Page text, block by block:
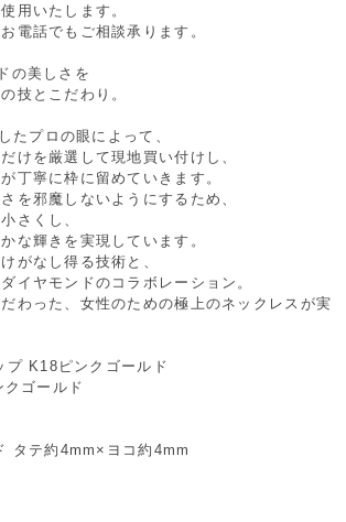
用いたします。
電話でもご相談承ります。
の美しさを
技とこだわり。
たプロの眼によって、
けを厳選して現地買い付けし、
丁寧に枠に留めていきます。
を邪魔しないようにするため、
さくし、
な輝きを実現しています。
がなし得る技術と、
イヤモンドのコラボレーション。
わった、女性のための極上のネックレスが実
プ K18ピンクゴールド
ゴールド
タテ約4mm×ヨコ約4mm